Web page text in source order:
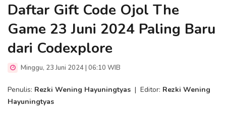
Daftar Gift Code Ojol The
Game 23 Juni 2024 Paling Baru
dari Codexplore
Minggu, 23 Juni 2024 | 06:10 WIB
Penulis: Rezki Wening Hayuningtyas | Editor: Rezki Wening
Hayuningtyas